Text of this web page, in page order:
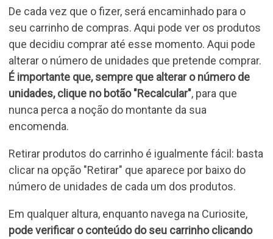
De cada vez que o fizer, será encaminhado para o
seu carrinho de compras. Aqui pode ver os produtos
que decidiu comprar até esse momento. Aqui pode
alterar o número de unidades que pretende comprar.
É importante que, sempre que alterar o número de
unidades, clique no botão "Recalcular", para que
nunca perca a noção do montante da sua
encomenda.
Retirar produtos do carrinho é igualmente fácil: basta
clicar na opção "Retirar" que aparece por baixo do
número de unidades de cada um dos produtos.
Em qualquer altura, enquanto navega na Curiosite,
pode verificar o conteúdo do seu carrinho clicando